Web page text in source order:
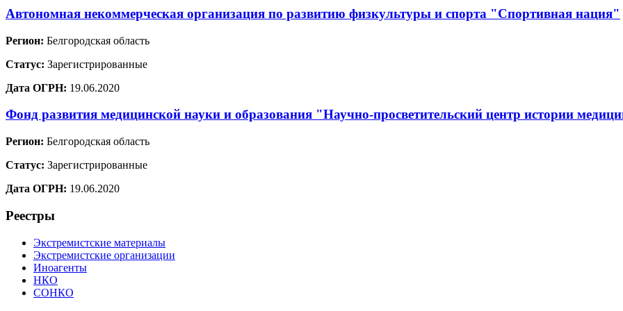
Автономная некоммерческая организация по развитию физкультуры и спорта "Спортивная нация"
Регион: Белгородская область
Статус: Зарегистрированные
Дата ОГРН: 19.06.2020
Фонд развития медицинской науки и образования "Научно-просветительский центр истории
Регион: Белгородская область
Статус: Зарегистрированные
Дата ОГРН: 19.06.2020
Реестры
Экстремистские материалы
Экстремистские организации
Иноагенты
НКО
СОНКО